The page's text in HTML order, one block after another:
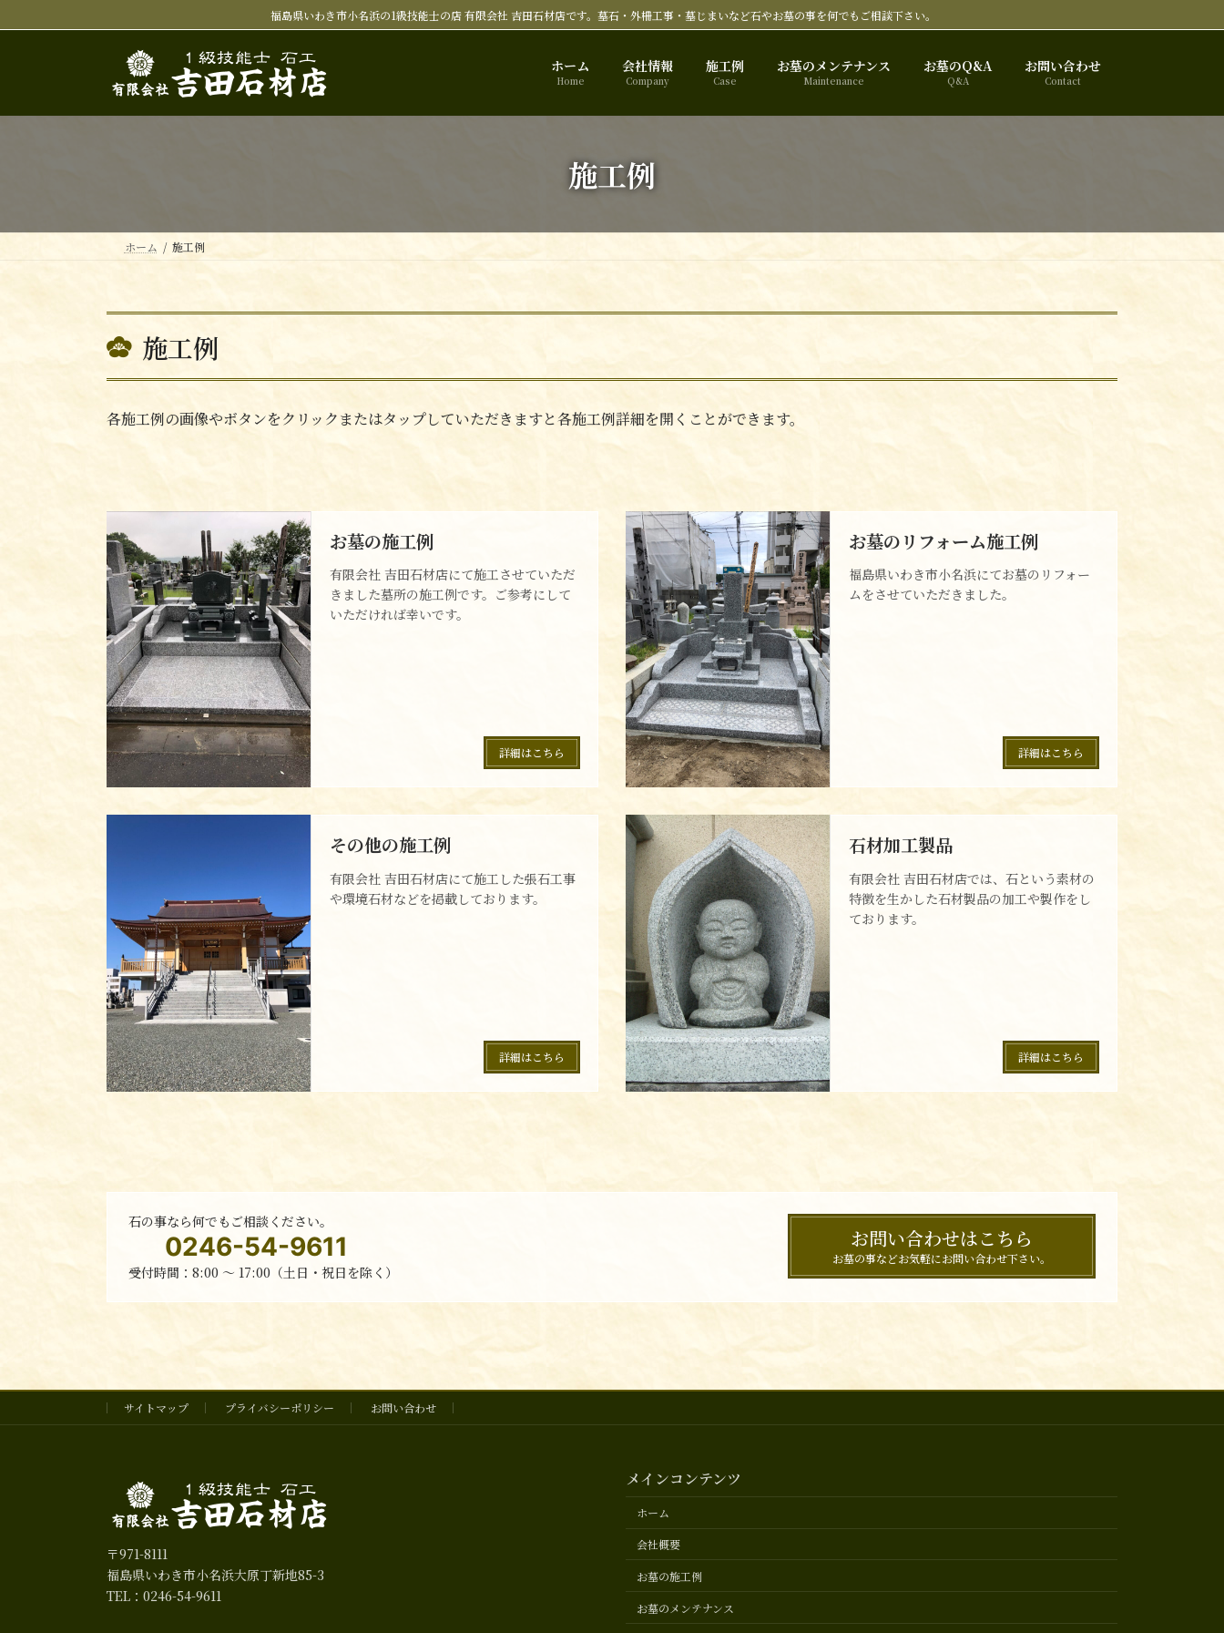
ン
へ
ビ
ョ
福島県いわき市小名浜の1級技能士の店 有限会社 吉田石材店です。墓石・外柵工事・墓じまいなど石やお墓の事を何でもご相談下さい。
ホーム
Home
会社情報
Company
施工例
Case
お墓のメンテナンス
Maintenance
お墓のQ&A
Q&A
お問い合わせ
Contact
施工例
ホーム 施工例
施工例
各施工例の画像やボタンをクリックまたはタップしていただきますと各施工例詳細を開くことができます。
お墓の施工例
有限会社 吉田石材店にて施工させていただ
きました墓所の施工例です。ご参考にして
いただければ幸いです。
詳細はこちら
お墓のリフォーム施工例
福島県いわき市小名浜にてお墓のリフォー
ムをさせていただきました。
詳細はこちら
その他の施工例
有限会社 吉田石材店にて施工した張石工事
や環境石材などを掲載しております。
詳細はこちら
石材加工製品
有限会社 吉田石材店では、石という素材の
特徴を生かした石材製品の加工や製作をし
ております。
詳細はこちら
石の事なら何でもご相談ください。
0246-54-9611
受付時間：8:00 〜 17:00（土日・祝日を除く）
お問い合わせはこちら
お墓の事などお気軽にお問い合わせ下さい。
サイトマップ プライバシーポリシー お問い合わせ
〒971-8111
福島県いわき市小名浜大原丁新地85-3
TEL：0246-54-9611
メインコンテンツ
ホーム
会社概要
お墓の施工例
お墓のメンテナンス